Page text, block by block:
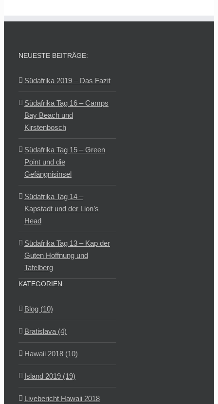
NEUESTE BEITRÄGE:
Südafrika 2019 – Das Fazit
Südafrika Tag 16 – Camps
Bay Beach und
Kirstenbosch
Südafrika Tag 15 – Green
Point und die
Gefängnisinsel
Südafrika Tag 14 –
Kapstadt und der Lion’s
Head
Südafrika Tag 13 – Kap der
Guten Hoffnung und
Tafelberg
KATEGORIEN:
Blog (10)
Bratislava (4)
Hawaii 2018 (10)
Island 2019 (19)
Livebericht Hawaii 2018